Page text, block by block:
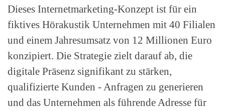
Dieses Internetmarketing-Konzept ist für ein
fiktives Hörakustik Unternehmen mit 40 Filialen
und einem Jahresumsatz von 12 Millionen Euro
konzipiert. Die Strategie zielt darauf ab, die
digitale Präsenz signifikant zu stärken,
qualifizierte Kunden - Anfragen zu generieren
und das Unternehmen als führende Adresse für